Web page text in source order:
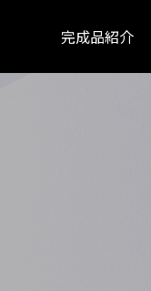
完成品紹介
日野